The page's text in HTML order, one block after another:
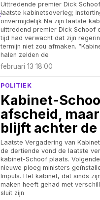
Uittredende premier Dick
laatste kabinetsoverleg;
onvermijdelijk Na zijn laatste
uittredend premier Dick Schoof
tijd had verwacht dat zijn
termijn niet zou afmaken.
halen zelden de
februari 13 18:00
POLITIEK
Kabinet-
afscheid,
blijft achter de
Laatste Vergadering van
de dertiende vond de laatste
kabinet-Schoof plaats.
nieuwe ploeg ministers
Impuls. Het kabinet, dat sinds
maken heeft gehad met
sluit zijn